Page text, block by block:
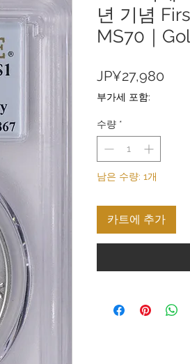
년 기념
MS70｜
JP¥27,980
부가세 포함:
수량 *
남은 수량: 1개
카트에 추가